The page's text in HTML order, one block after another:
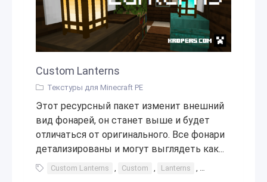
Custom Lanterns
Текстуры для Minecraft PE
Этот ресурсный пакет изменит внешний
вид фонарей, он станет выше и будет
отличаться от оригинального. Все фонари
детализированы и могут выглядеть как...
Custom Lanterns , Custom , Lanterns , фонари